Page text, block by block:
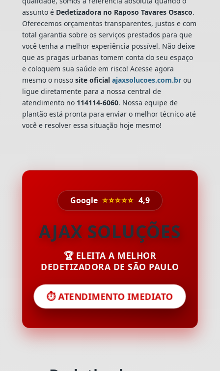
assunto é Dedetizadora no Raposo Tavares Osasco.
Oferecemos orçamentos transparentes, justos e com
total garantia sobre os serviços prestados para que
você tenha a melhor experiência possível. Não deixe
que as pragas urbanas tomem conta do seu espaço
e coloquem sua saúde em risco! Acesse agora
mesmo o nossosite oficial ajaxsolucoes.com.brou
ligue diretamente para a nossa central de
atendimento no 114114-6060. Nossa equipe de
plantão está pronta para enviar o melhor técnico até
você e resolver essa situação hoje mesmo!
Google ⭐⭐⭐⭐⭐ 4,9
AJAX SOLUÇÕES
🏆 ELEITA A MELHOR
DEDETIZADORA DE SÃO PAULO
⏱️ ATENDIMENTO IMEDIATO